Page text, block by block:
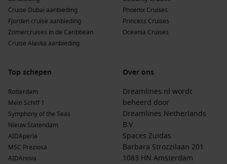
Cruise Dubai aanbieding
Fjorden cruise aanbieding
Zomercruises in de Caribbean
Cruise Alaska aanbieding
Phoenix Cruises
Princess Cruises
Oceania Cruises
Top schepen
Rotterdam
Mein Schiff 1
Symphony of the Seas
Nieuw Statendam
AIDAperla
MSC Preziosa
AIDAnova
Over ons
Dreamlines.nl wordt
beheerd door
Dreamlines Netherlands
B.V.
Spaces Zuidas
Barbara Strozzilaan 201
1083 HN Amsterdam